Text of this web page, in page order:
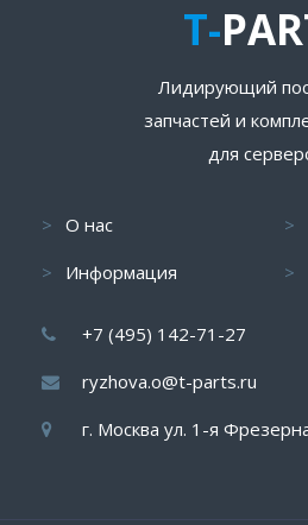
T-
Лидирующий
запчастей и
для
О нас
Информация
+7 (495) 142-71-27
ryzhova.o@t-parts.ru
г. Москва ул. 1-я